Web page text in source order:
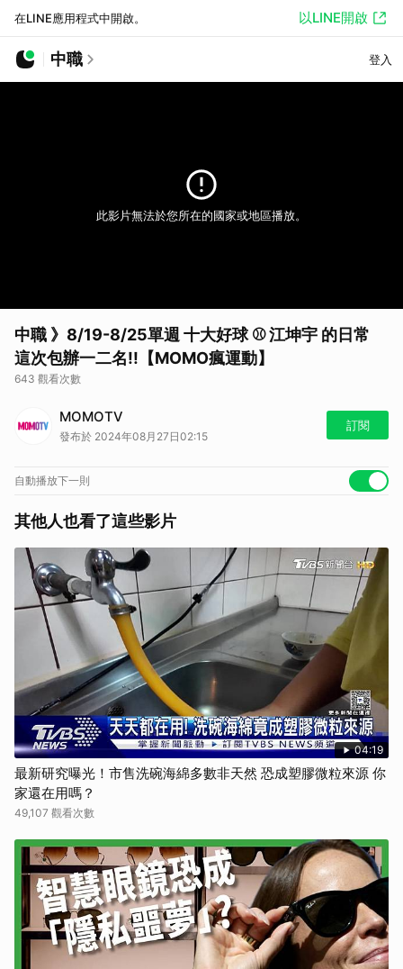
在LINE應用程式中開啟。 以LINE開啟
中職 登入
此影片無法於您所在的國家或地區播放。
中職 》8/19-8/25單週 十大好球 ⚾ 江坤宇 的日常
這次包辦一二名!!【MOMO瘋運動】
643 觀看次數
MOMOTV
發布於 2024年08月27日02:15
訂閱
自動播放下一則
其他人也看了這些影片
04:19
最新研究曝光！市售洗碗海綿多數非天然 恐成塑膠微粒來源 你
家還在用嗎？
49,107 觀看次數